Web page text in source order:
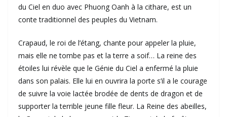
du Ciel en duo avec Phuong Oanh à la cithare, est un
conte traditionnel des peuples du Vietnam.
Crapaud, le roi de l’étang, chante pour appeler la pluie,
mais elle ne tombe pas et la terre a soif… La reine des
étoiles lui révèle que le Génie du Ciel a enfermé la pluie
dans son palais. Elle lui en ouvrira la porte s’il a le courage
de suivre la voie lactée brodée de dents de dragon et de
supporter la terrible jeune fille fleur. La Reine des abeilles,